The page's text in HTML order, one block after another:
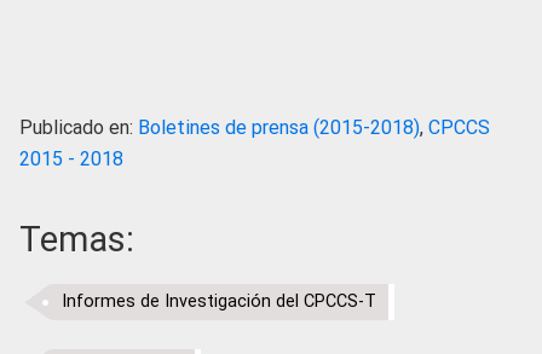
Publicado en: Boletines de prensa (2015-2018), CPCCS
2015 - 2018
Temas:
Informes de Investigación del CPCCS-T